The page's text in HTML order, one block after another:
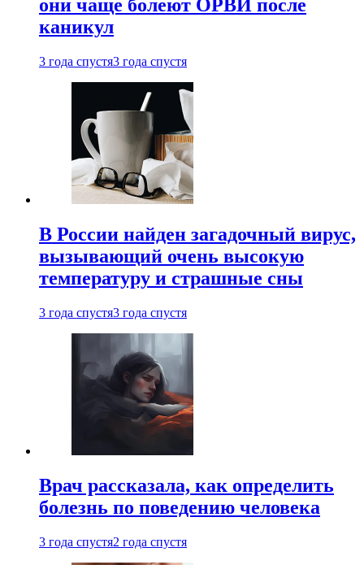
они чаще болеют ОРВИ после
каникул
3 года спустя3 года спустя
В России найден загадочный вирус,
вызывающий очень высокую
температуру и страшные сны
3 года спустя3 года спустя
Врач рассказала, как определить
болезнь по поведению человека
3 года спустя2 года спустя